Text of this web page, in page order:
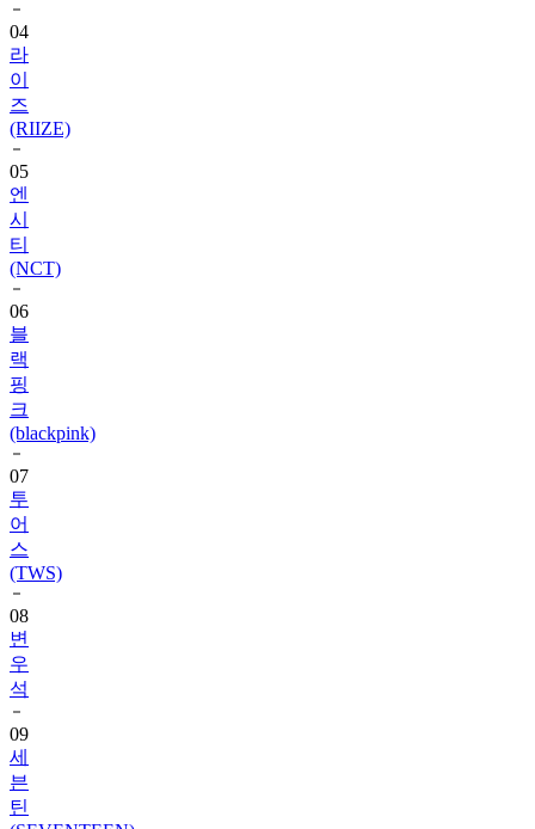
라
이
즈
(RIIZE)
05
엔
시
티
(NCT)
06
블
랙
핑
크
(blackpink)
07
투
어
스
(TWS)
08
변
우
석
09
세
븐
틴
(SEVENTEEN)